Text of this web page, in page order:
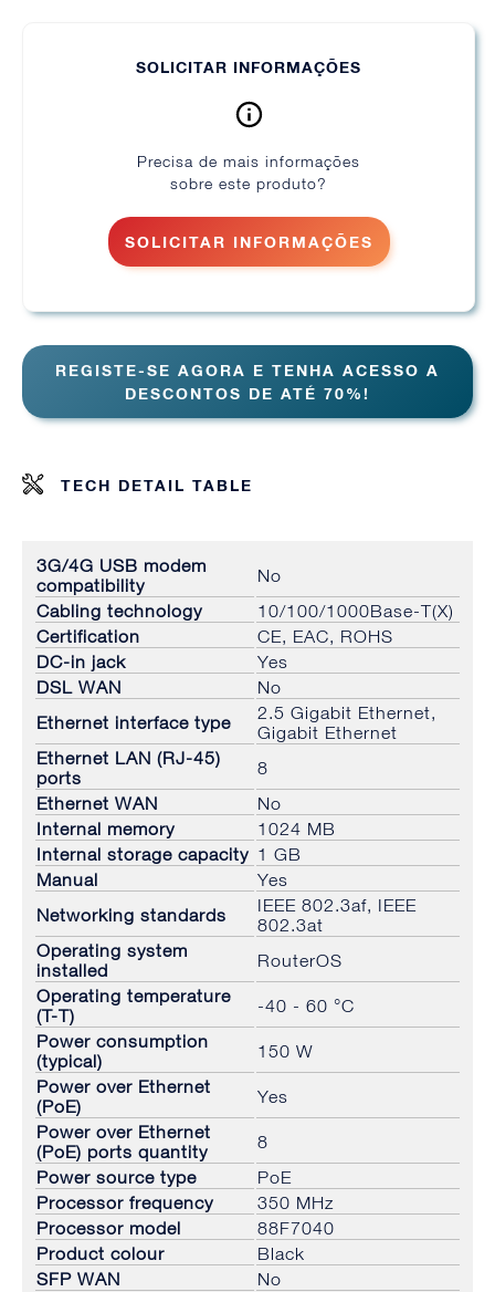
SOLICITAR INFORMAÇÕES
Precisa de mais informações
sobre este produto?
SOLICITAR INFORMAÇÕES
REGISTE-SE AGORA E TENHA ACESSO A
DESCONTOS DE ATÉ 70%!
TECH DETAIL TABLE
3G/4G USB modem
compatibility
No
Cabling technology
10/100/1000Base-T(X)
Certification
CE, EAC, ROHS
DC-in jack
Yes
DSL WAN
No
Ethernet interface type
2.5 Gigabit Ethernet,
Gigabit Ethernet
Ethernet LAN (RJ-45)
ports
8
Ethernet WAN
No
Internal memory
1024 MB
Internal storage capacity 1 GB
Manual
Yes
Networking standards
IEEE 802.3af, IEEE
802.3at
Operating system
installed
RouterOS
Operating temperature
(T-T)
-40 - 60 °C
Power consumption
(typical)
150 W
Power over Ethernet
(PoE)
Yes
Power over Ethernet
(PoE) ports quantity
8
Power source type
PoE
Processor frequency
350 MHz
Processor model
88F7040
Product colour
Black
SFP WAN
No